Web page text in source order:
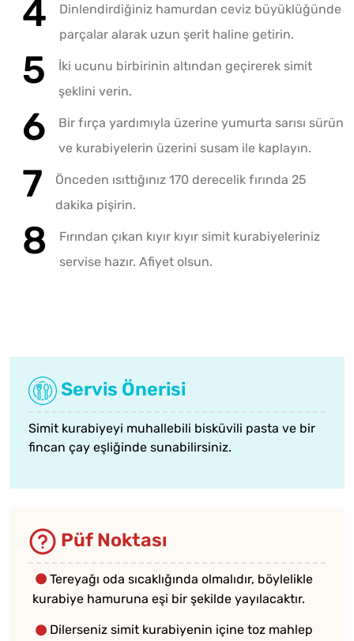
Dinlendirdiğiniz hamurdan ceviz büyüklüğünde
parçalar alarak uzun şerit haline getirin.
İki ucunu birbirinin altından geçirerek simit
şeklini verin.
Bir fırça yardımıyla üzerine yumurta sarısı sürün
ve kurabiyelerin üzerini susam ile kaplayın.
Önceden ısıttığınız 170 derecelik fırında 25
dakika pişirin.
Fırından çıkan kıyır kıyır simit kurabiyeleriniz
servise hazır. Afiyet olsun.
Servis Önerisi
Simit kurabiyeyi muhallebili bisküvili pasta ve bir
fincan çay eşliğinde sunabilirsiniz.
Püf Noktası
Tereyağı oda sıcaklığında olmalıdır, böylelikle
kurabiye hamuruna eşi bir şekilde yayılacaktır.
Dilerseniz simit kurabiyenin içine toz mahlep